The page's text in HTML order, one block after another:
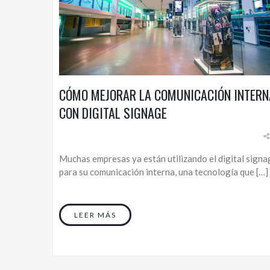
CÓMO MEJORAR LA COMUNICACIÓN
CON DIGITAL SIGNAGE
Muchas empresas ya están utilizando el digital
para su comunicación interna, una tecnología que […]
LEER MÁS